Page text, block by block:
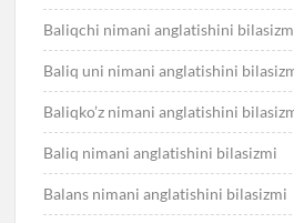
Baliqchi nimani anglatishini
Baliq uni nimani anglatishini
Baliqko’z nimani anglatishini
Baliq nimani anglatishini bilasizmi
Balans nimani anglatishini bilasizmi